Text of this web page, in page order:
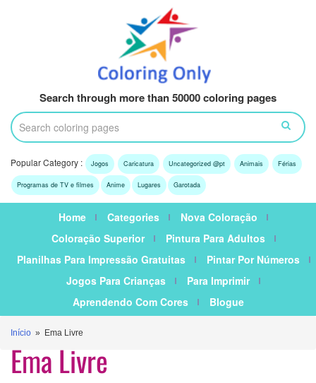
Search through more than 50000 coloring pages
Popular Category : Jogos Caricatura Uncategorized @pt Animais Férias
Programas de TV e filmes Anime Lugares Garotada
Home Categories
Nova Coloração
Coloração Superior
Pintura Para Adultos
Planilhas Para Impressão Gratuitas
Pintar Por Números
Jogos Para Crianças
Para Imprimir
Aprendendo Com Cores
Blogue
Início » Ema Livre
Ema Livre